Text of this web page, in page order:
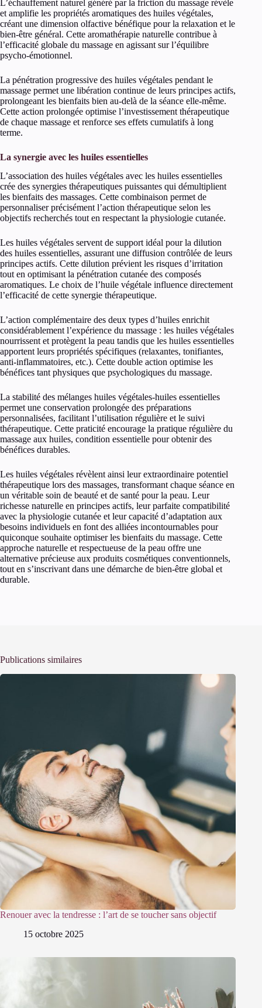
L’échauffement naturel généré par la friction du massage révèle
et amplifie les propriétés aromatiques des huiles végétales,
créant une dimension olfactive bénéfique pour la relaxation et le
bien-être général. Cette aromathérapie naturelle contribue à
l’efficacité globale du massage en agissant sur l’équilibre
psycho-émotionnel.
La pénétration progressive des huiles végétales pendant le
massage permet une libération continue de leurs principes actifs,
prolongeant les bienfaits bien au-delà de la séance elle-même.
Cette action prolongée optimise l’investissement thérapeutique
de chaque massage et renforce ses effets cumulatifs à long
terme.
La synergie avec les huiles essentielles
L’association des huiles végétales avec les huiles essentielles
crée des synergies thérapeutiques puissantes qui démultiplient
les bienfaits des massages. Cette combinaison permet de
personnaliser précisément l’action thérapeutique selon les
objectifs recherchés tout en respectant la physiologie cutanée.
Les huiles végétales servent de support idéal pour la dilution
des huiles essentielles, assurant une diffusion contrôlée de leurs
principes actifs. Cette dilution prévient les risques d’irritation
tout en optimisant la pénétration cutanée des composés
aromatiques. Le choix de l’huile végétale influence directement
l’efficacité de cette synergie thérapeutique.
L’action complémentaire des deux types d’huiles enrichit
considérablement l’expérience du massage : les huiles végétales
nourrissent et protègent la peau tandis que les huiles essentielles
apportent leurs propriétés spécifiques (relaxantes, tonifiantes,
anti-inflammatoires, etc.). Cette double action optimise les
bénéfices tant physiques que psychologiques du massage.
La stabilité des mélanges huiles végétales-huiles essentielles
permet une conservation prolongée des préparations
personnalisées, facilitant l’utilisation régulière et le suivi
thérapeutique. Cette praticité encourage la pratique régulière du
massage aux huiles, condition essentielle pour obtenir des
bénéfices durables.
Les huiles végétales révèlent ainsi leur extraordinaire potentiel
thérapeutique lors des massages, transformant chaque séance en
un véritable soin de beauté et de santé pour la peau. Leur
richesse naturelle en principes actifs, leur parfaite compatibilité
avec la physiologie cutanée et leur capacité d’adaptation aux
besoins individuels en font des alliées incontournables pour
quiconque souhaite optimiser les bienfaits du massage. Cette
approche naturelle et respectueuse de la peau offre une
alternative précieuse aux produits cosmétiques conventionnels,
tout en s’inscrivant dans une démarche de bien-être global et
durable.
Publications similaires
Renouer avec la tendresse : l’art de se toucher sans objectif
15 octobre 2025